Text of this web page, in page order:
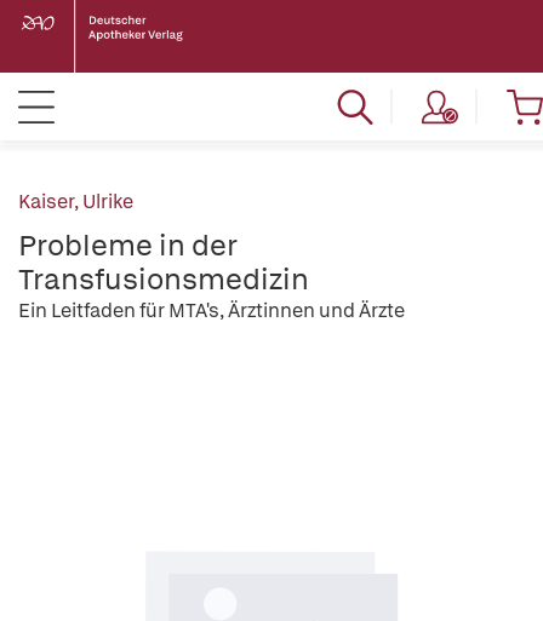
Kaiser, Ulrike
Probleme in der
Transfusionsmedizin
Ein Leitfaden für MTA's, Ärztinnen und Ärzte